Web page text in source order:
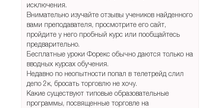
исключения.
Внимательно изучайте отзывы учеников найденного
вами преподавателя, просмотрите его сайт,
пройдите у него пробный курс или пообщайтесь
предварительно.
Бесплатные уроки Форекс обычно даются только на
вводных курсах обучения.
Недавно по неопытности попал в телетрейд слил
депо 2к, бросать торговлю не хочу.
Какие существуют типовые образовательные
программы, посвященные торговле на